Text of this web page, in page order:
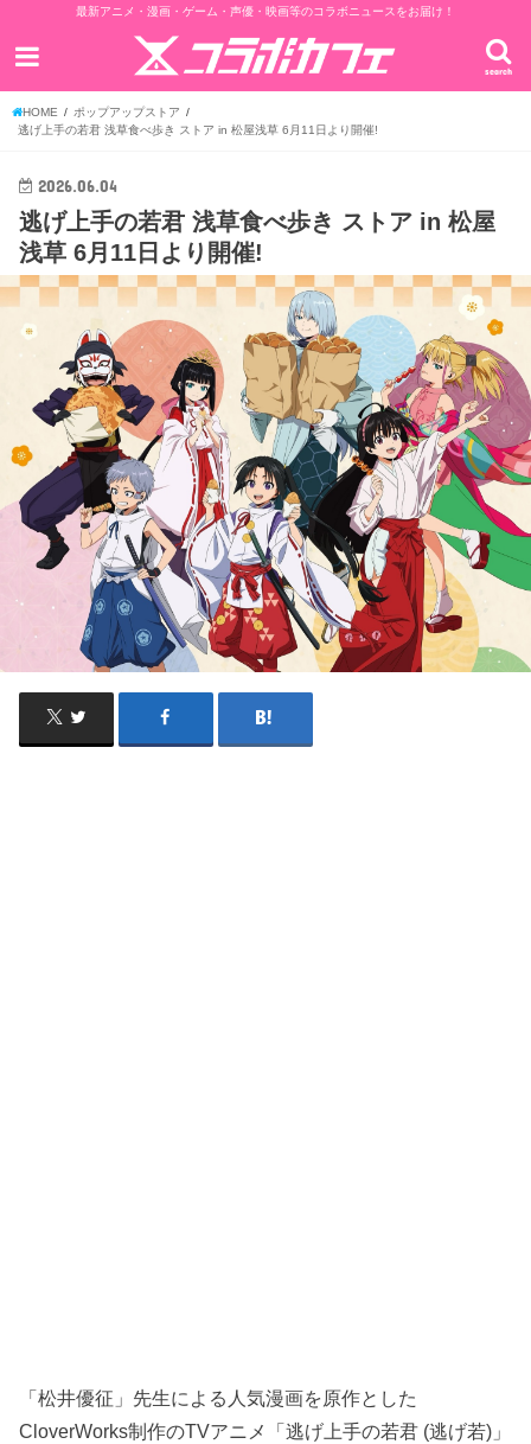
最新アニメ・漫画・ゲーム・声優・映画等のコラボニュースをお届け！
search
HOME
ポップアップストア
逃げ上手の若君 浅草食べ歩き ストア in 松屋浅草 6月11日より開催!
2026.06.04
逃げ上手の若君 浅草食べ歩き ストア in 松屋
浅草 6月11日より開催!
「松井優征」先生による人気漫画を原作とした
CloverWorks制作のTVアニメ「逃げ上手の若君 (逃げ若)」